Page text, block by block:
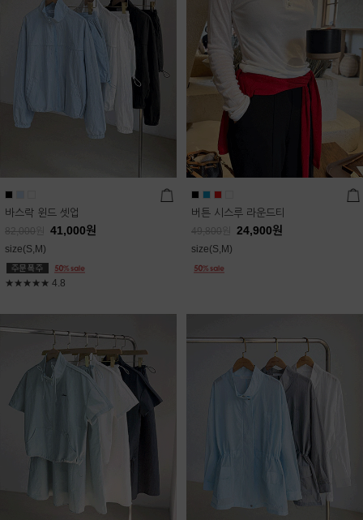
바스락 윈드 셋업
82,000 41,000원
size(S,M)
★★★★★ 4.8
버튼 시스루 라운드티
49,800 24,900원
size(S,M)